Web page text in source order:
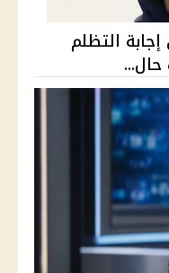
إجابة التظلم